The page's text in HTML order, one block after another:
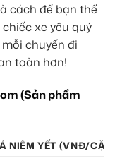
cách để bạn thể
xe yêu quý
chuyến đi
toàn hơn!
(Sản phẩm
NIÊM YẾT (VNĐ/